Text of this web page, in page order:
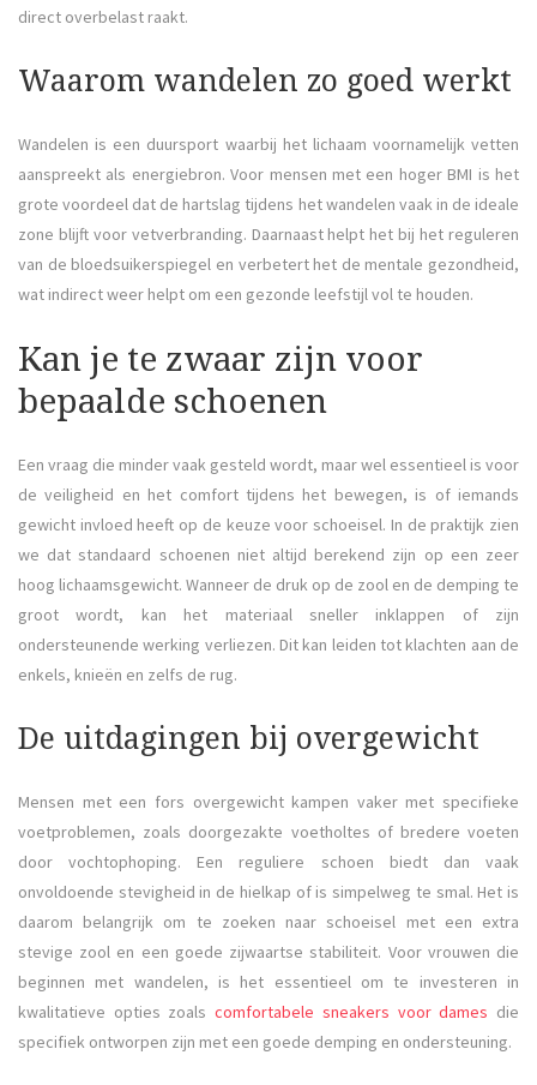
direct overbelast raakt.
Waarom wandelen zo goed werkt
Wandelen is een duursport waarbij het lichaam voornamelijk vetten
aanspreekt als energiebron. Voor mensen met een hoger BMI is het
grote voordeel dat de hartslag tijdens het wandelen vaak in de ideale
zone blijft voor vetverbranding. Daarnaast helpt het bij het reguleren
van de bloedsuikerspiegel en verbetert het de mentale gezondheid,
wat indirect weer helpt om een gezonde leefstijl vol te houden.
Kan je te zwaar zijn voor
bepaalde schoenen
Een vraag die minder vaak gesteld wordt, maar wel essentieel is voor
de veiligheid en het comfort tijdens het bewegen, is of iemands
gewicht invloed heeft op de keuze voor schoeisel. In de praktijk zien
we dat standaard schoenen niet altijd berekend zijn op een zeer
hoog lichaamsgewicht. Wanneer de druk op de zool en de demping te
groot wordt, kan het materiaal sneller inklappen of zijn
ondersteunende werking verliezen. Dit kan leiden tot klachten aan de
enkels, knieën en zelfs de rug.
De uitdagingen bij overgewicht
Mensen met een fors overgewicht kampen vaker met specifieke
voetproblemen, zoals doorgezakte voetholtes of bredere voeten
door vochtophoping. Een reguliere schoen biedt dan vaak
onvoldoende stevigheid in de hielkap of is simpelweg te smal. Het is
daarom belangrijk om te zoeken naar schoeisel met een extra
stevige zool en een goede zijwaartse stabiliteit. Voor vrouwen die
beginnen met wandelen, is het essentieel om te investeren in
kwalitatieve opties zoalscomfortabele sneakers voor dames die
specifiek ontworpen zijn met een goede demping en ondersteuning.